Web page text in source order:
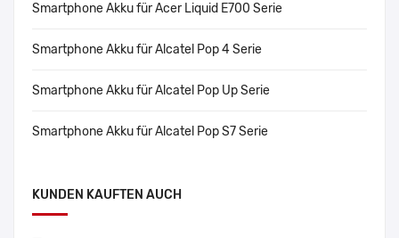
Smartphone Akku für Acer Liquid E700 Serie
Smartphone Akku für Alcatel Pop 4 Serie
Smartphone Akku für Alcatel Pop Up Serie
Smartphone Akku für Alcatel Pop S7 Serie
KUNDEN KAUFTEN AUCH